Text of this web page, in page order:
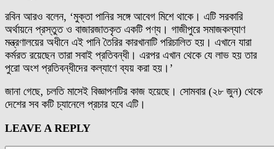
রবিন আরও বলেন, ‘মুক্তা পানির সঙ্গে আবেগ মিশে থাকে। এটি সরকারি
অর্থায়নে প্রস্তুত ও বাজারজাতকৃত একটি পণ্য। গাজীপুরে সমাজকল্যাণ
মন্ত্রণালয়ের অধীনে এই পানি তৈরির কারখানাটি পরিচালিত হয়। এখানে যারা
কর্মরত রয়েছেন তারা সবাই প্রতিবন্ধী। এরপর এখান থেকে যে লাভ হয় তার
পুরো অংশ প্রতিবন্ধীদের কল্যাণে ব্যয় করা হয়।’
জানা গেছে, চলতি মাসেই বিজ্ঞাপনটির কাজ হয়েছে। সোমবার (২৮ জুন) থেকে
দেশের সব কটি চ্যানেলে প্রচার হবে এটি।
LEAVE A REPLY